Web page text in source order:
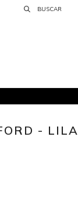
- LILA